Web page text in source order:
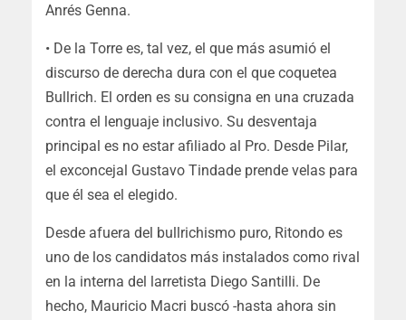
Anrés Genna.
• De la Torre es, tal vez, el que más asumió el
discurso de derecha dura con el que coquetea
Bullrich. El orden es su consigna en una cruzada
contra el lenguaje inclusivo. Su desventaja
principal es no estar afiliado al Pro. Desde Pilar,
el exconcejal Gustavo Tindade prende velas para
que él sea el elegido.
Desde afuera del bullrichismo puro, Ritondo es
uno de los candidatos más instalados como rival
en la interna del larretista Diego Santilli. De
hecho, Mauricio Macri buscó -hasta ahora sin